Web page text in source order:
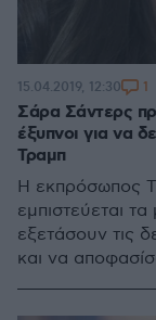
Σάρα Σάντερς
έξυπνοι για να
Τραμπ
Η εκπρόσωπος
εμπιστεύεται
εξετάσουν τις
και να
15.04.2019, 12:30 1